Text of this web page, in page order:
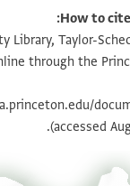
How to
Library, Taylor-
through the
(accessed